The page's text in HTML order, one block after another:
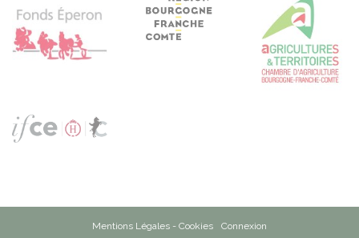
Mentions Légales - Cookies Connexion